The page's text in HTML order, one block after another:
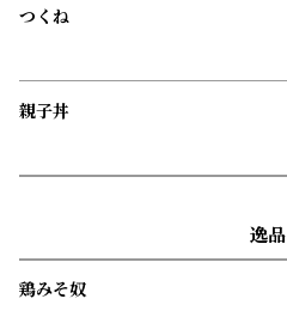
つくね
親子丼
逸品
鶏みそ奴